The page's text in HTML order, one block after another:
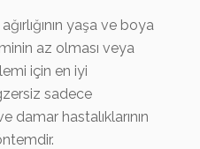
yaşa ve boya
az olması veya
için en iyi
sadece
hastalıklarının